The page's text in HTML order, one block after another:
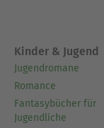
Kinder & Jugend
Jugendromane
Romance
Fantasybücher für
Jugendliche